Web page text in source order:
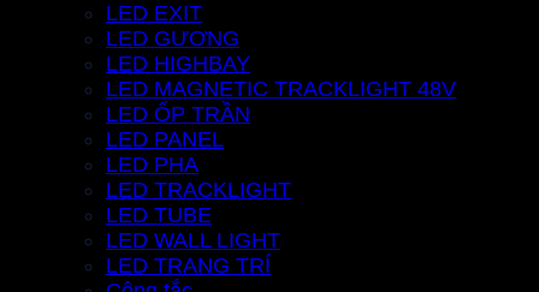
LED EXIT
LED GƯƠNG
LED HIGHBAY
LED MAGNETIC TRACKLIGHT 48V
LED ỐP TRẦN
LED PANEL
LED PHA
LED TRACKLIGHT
LED TUBE
LED WALL LIGHT
LED TRANG TRÍ